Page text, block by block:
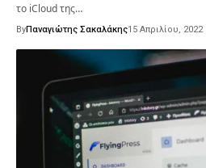
το iCloud της…
ByΠαναγιώτης Σακαλάκης15 Απριλίου, 2022